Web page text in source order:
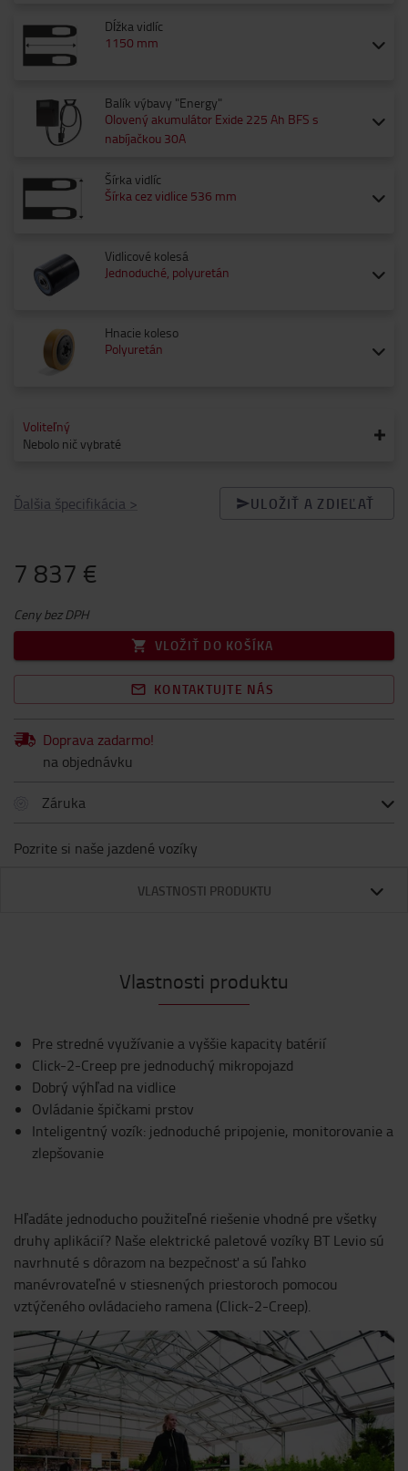
Dĺžka vidlíc
1150 mm
Balík výbavy "Energy"
Olovený akumulátor Exide 225 Ah BFS s
nabíjačkou 30A
Šírka vidlíc
Šírka cez vidlice 536 mm
Vidlicové kolesá
Jednoduché, polyuretán
Hnacie koleso
Polyuretán
Voliteľný
Nebolo nič vybraté
Ďalšia špecifikácia > ULOŽIŤ A ZDIEĽAŤ
7 837 €
Ceny bez DPH
VLOŽIŤ DO KOŠÍKA
KONTAKTUJTE NÁS
Doprava zadarmo!
na objednávku
Záruka
Pozrite si naše jazdené vozíky
VLASTNOSTI PRODUKTU
Vlastnosti produktu
Pre stredné využívanie a vyššie kapacity batérií
Click-2-Creep pre jednoduchý mikropojazd
Dobrý výhľad na vidlice
Ovládanie špičkami prstov
Inteligentný vozík: jednoduché pripojenie, monitorovanie a
zlepšovanie
Hľadáte jednoducho použiteľné riešenie vhodné pre všetky
druhy aplikácií? Naše elektrické paletové vozíky BT Levio sú
navrhnuté s dôrazom na bezpečnosť a sú ľahko
manévrovateľné v stiesnených priestoroch pomocou
vztýčeného ovládacieho ramena (Click-2-Creep).